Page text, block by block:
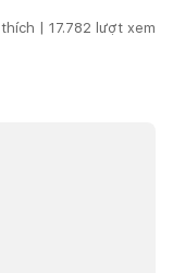
| 17.782 lượt xem